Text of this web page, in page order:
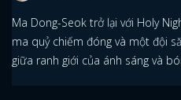
Ma Dong-Seok trở lại với Holy
ma quỷ chiếm đóng và một đội
giữa ranh giới của ánh sáng và